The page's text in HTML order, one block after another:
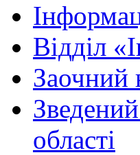
Вiддiл
Заочний
області